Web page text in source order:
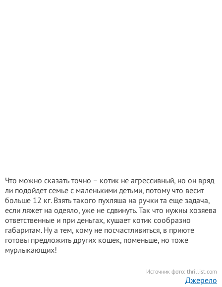
Что можно сказать точно – котик не агрессивный, но он вряд
ли подойдет семье с маленькими детьми, потому что весит
больше 12 кг. Взять такого пухляша на ручки та еще задача,
если ляжет на одеяло, уже не сдвинуть. Так что нужны хозяева
ответственные и при деньгах, кушает котик сообразно
габаритам. Ну а тем, кому не посчастливиться, в приюте
готовы предложить других кошек, поменьше, но тоже
мурлыкающих!
Источник фото: thrillist.com
Джерело